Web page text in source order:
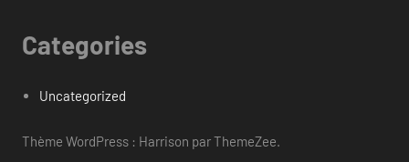
Categories
Uncategorized
Thème WordPress : Harrison par ThemeZee.